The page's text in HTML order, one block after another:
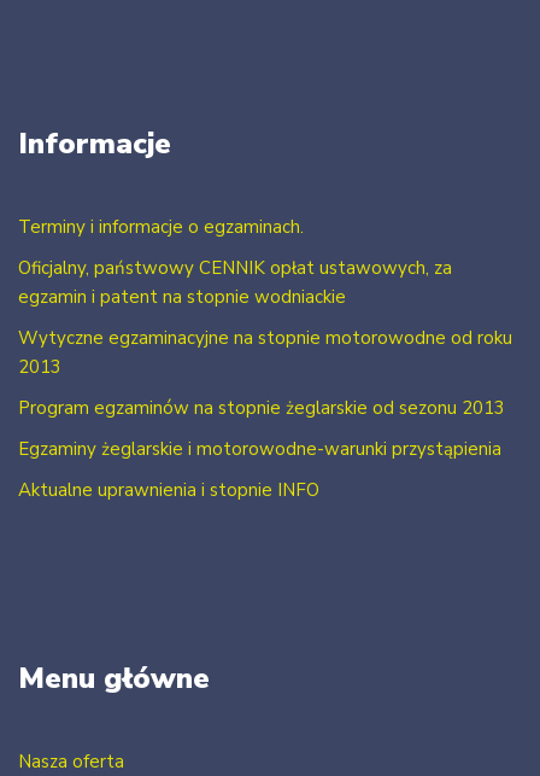
Informacje
Terminy i informacje o egzaminach.
Oficjalny, państwowy CENNIK opłat ustawowych, za
egzamin i patent na stopnie wodniackie
Wytyczne egzaminacyjne na stopnie motorowodne od roku
2013
Program egzaminów na stopnie żeglarskie od sezonu 2013
Egzaminy żeglarskie i motorowodne-warunki przystąpienia
Aktualne uprawnienia i stopnie INFO
Menu główne
Nasza oferta